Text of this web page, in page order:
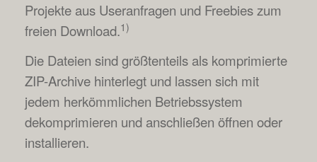
Projekte aus Useranfragen und Freebies zum
freien Download.1)
Die Dateien sind größtenteils als komprimierte
ZIP-Archive hinterlegt und lassen sich mit
jedem herkömmlichen Betriebssystem
dekomprimieren und anschließen öffnen oder
installieren.